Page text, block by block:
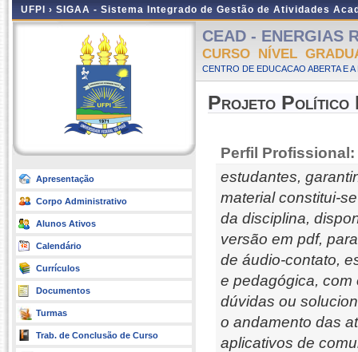
UFPI › SIGAA - Sistema Integrado de Gestão de Atividades
Apresentação
Corpo Administrativo
Alunos Ativos
Calendário
Currículos
Documentos
Turmas
Trab. de Conclusão de Curso
CEAD - ENERGIAS
CURSO NÍVEL
CENTRO DE EDUCACAO ABERTA E
Projeto Político
Perfil Profissional:
estudantes,
material constitui-
da disciplina,
versão em pdf,
de áudio-contato,
e pedagógica, com
dúvidas ou
o andamento das
aplicativos de